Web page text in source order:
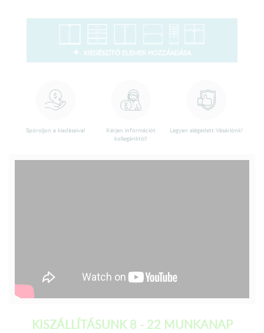
KIEGÉSZÍTŐ ELEMEK HOZZÁADÁSA
Spóroljon a kiadásaival
Kérjen információt
kollegánktól!
Legyen elégedett Vásárlónk!
KISZÁLLÍTÁSUNK 8 - 22 MUNKANAP